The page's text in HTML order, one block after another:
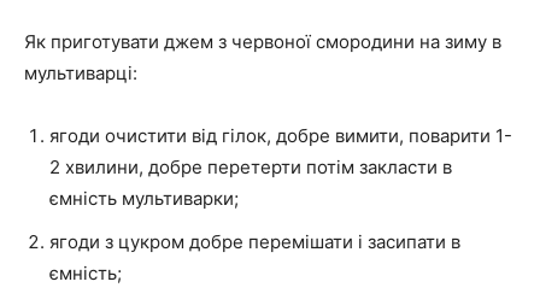
Як приготувати джем з червоної смородини на зиму в
мультиварці:
ягоди очистити від гілок, добре вимити, поварити 1-
2 хвилини, добре перетерти потім закласти в
ємність мультиварки;
ягоди з цукром добре перемішати і засипати в
ємність;